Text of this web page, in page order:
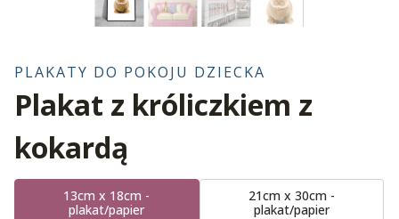
PLAKATY DO POKOJU DZIECKA
Plakat z króliczkiem z
kokardą
13cm x 18cm -
plakat/papier
21cm x 30cm -
plakat/papier